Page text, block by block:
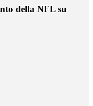
della NFL su